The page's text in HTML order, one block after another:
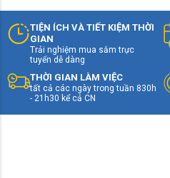
Tấm nền QLED và Mini
màu sắc sống động
Hỗ trợ chuẩn hình ảnh
Công nghệ âm thanh Dolby
Android TV/Google TV mới
dụng đa dạng
AI Picture & AI Sound
hình – âm
TIỆN ÍCH VÀ TIẾT KIỆM THỜI
GIAN
Trải nghiệm mua sắm trực
tuyến dễ dàng
THỜI GIAN LÀM VIỆC
tất cả các ngày trong tuần 830h
- 21h30 kể cả CN